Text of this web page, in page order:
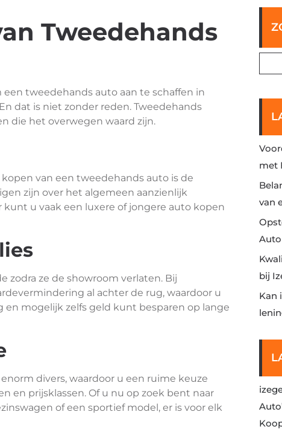
Tweedehands
tweedehands auto aan te schaffen in
dat is niet zonder reden. Tweedehands
die het overwegen waard zijn.
van een tweedehands auto is de
zijn over het algemeen aanzienlijk
kunt u vaak een luxere of jongere auto kopen
zodra ze de showroom verlaten. Bij
al achter de rug, waardoor u
mogelijk zelfs geld kunt besparen op lange
divers, waardoor u een ruime keuze
en prijsklassen. Of u nu op zoek bent naar
of een sportief model, er is voor elk
met
van
bij
Kan